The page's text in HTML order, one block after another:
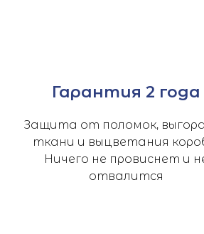
Гарантия 2 года
Защита от поломок,
ткани и выцветания
Ничего не провиснет и
отвалится